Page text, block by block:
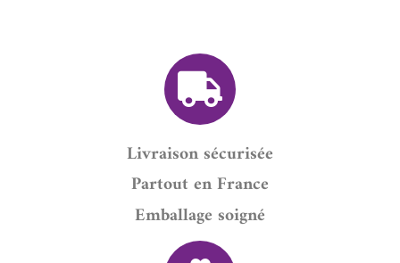
Livraison sécurisée
Partout en France
Emballage soigné